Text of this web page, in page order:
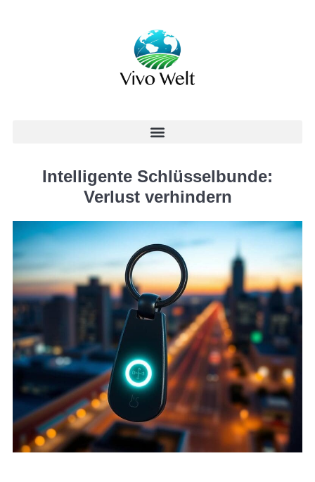
Intelligente Schlüsselbunde:
Verlust verhindern